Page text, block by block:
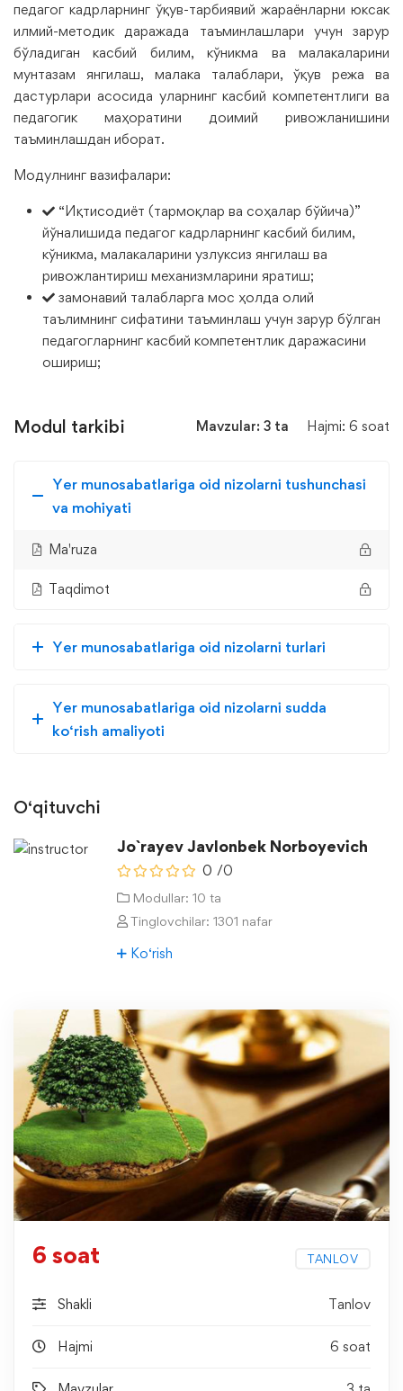
педагог кадрларнинг ўқув-тарбиявий жараёнларни юксак
илмий-методик даражада таъминлашлари учун зарур
бўладиган касбий билим, кўникма ва малакаларини
мунтазам янгилаш, малака талаблари, ўқув режа ва
дастурлари асосида уларнинг касбий компетентлиги ва
педагогик маҳоратини доимий ривожланишини
таъминлашдан иборат.
Модулнинг вазифалари:
“Иқтисодиёт (тармоқлар ва соҳалар бўйича)”
йўналишида педагог кадрларнинг касбий билим,
кўникма, малакаларини узлуксиз янгилаш ва
ривожлантириш механизмларини яратиш;
замонавий талабларга мос ҳолда олий
таълимнинг сифатини таъминлаш учун зарур бўлган
педагогларнинг касбий компетентлик даражасини
ошириш;
Modul tarkibi Mavzular: 3 ta Hajmi: 6 soat
Yer munosabatlariga oid nizolarni tushunchasi
va mohiyati
Ma'ruza
Taqdimot
Yer munosabatlariga oid nizolarni turlari
Yer munosabatlariga oid nizolarni sudda
ko‘rish amaliyoti
O‘qituvchi
Jo`rayev Javlonbek Norboyevich
0 /0
Modullar: 10 ta
Tinglovchilar: 1301 nafar
Ko‘rish
6 soat TANLOV
Shakli Tanlov
Hajmi 6 soat